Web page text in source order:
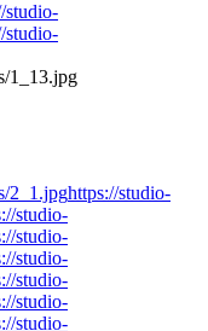
studio-
studio-
1_13.jpg
2_1.jpghttps://studio-
studio-
studio-
studio-
studio-
studio-
studio-